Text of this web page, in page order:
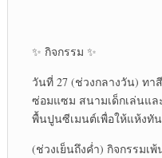
✨ กิจกรรม​ ✨
วันที่ 27 (ช่วงกลางวัน)​ ทา
ซ่อมแซม​ สนามเด็กเล่น​แล
พื้นปูนซีเมนต์​เพื่อให้แห้งทั
(ช่วงเย็นถึงค่ำ)​ กิจกรรม​เ